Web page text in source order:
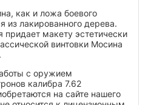
как и ложа боевого
из лакированного дерева.
придает макету эстетически
винтовки Мосина
с оружием
калибра 7.62
на сайте нашего